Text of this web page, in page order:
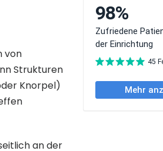
von
Strukturen
Knorpel)
an der